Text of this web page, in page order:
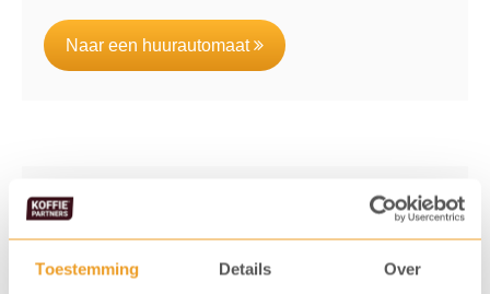
Toestemming Details Over
Naar een huurautomaat
2. Kopen
Liever de automaat aanschaffen? Dat kan met
de optie kopen. Daarbij kunt u optioneel een